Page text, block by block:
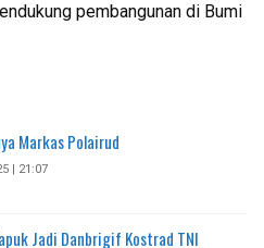
pembangunan di Bumi
Markas Polairud
| 21:07
Jadi Danbrigif Kostrad TNI